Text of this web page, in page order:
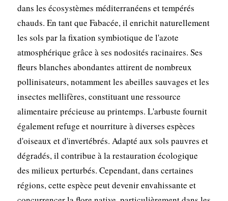
dans les écosystèmes méditerranéens et tempérés
chauds. En tant que Fabacée, il enrichit naturellement
les sols par la fixation symbiotique de l'azote
atmosphérique grâce à ses nodosités racinaires. Ses
fleurs blanches abondantes attirent de nombreux
pollinisateurs, notamment les abeilles sauvages et les
insectes mellifères, constituant une ressource
alimentaire précieuse au printemps. L'arbuste fournit
également refuge et nourriture à diverses espèces
d'oiseaux et d'invertébrés. Adapté aux sols pauvres et
dégradés, il contribue à la restauration écologique
des milieux perturbés. Cependant, dans certaines
régions, cette espèce peut devenir envahissante et